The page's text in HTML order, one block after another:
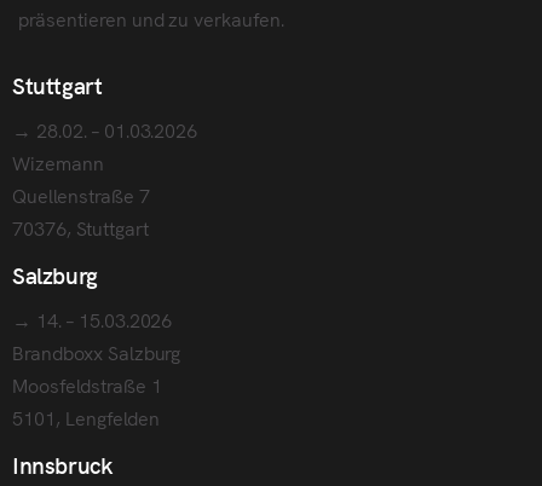
präsentieren und zu verkaufen.
Stuttgart
→ 28.02. – 01.03.2026
Wizemann
Quellenstraße 7
70376, Stuttgart
Salzburg
→ 14. – 15.03.2026
Brandboxx Salzburg
Moosfeldstraße 1
5101, Lengfelden
Innsbruck